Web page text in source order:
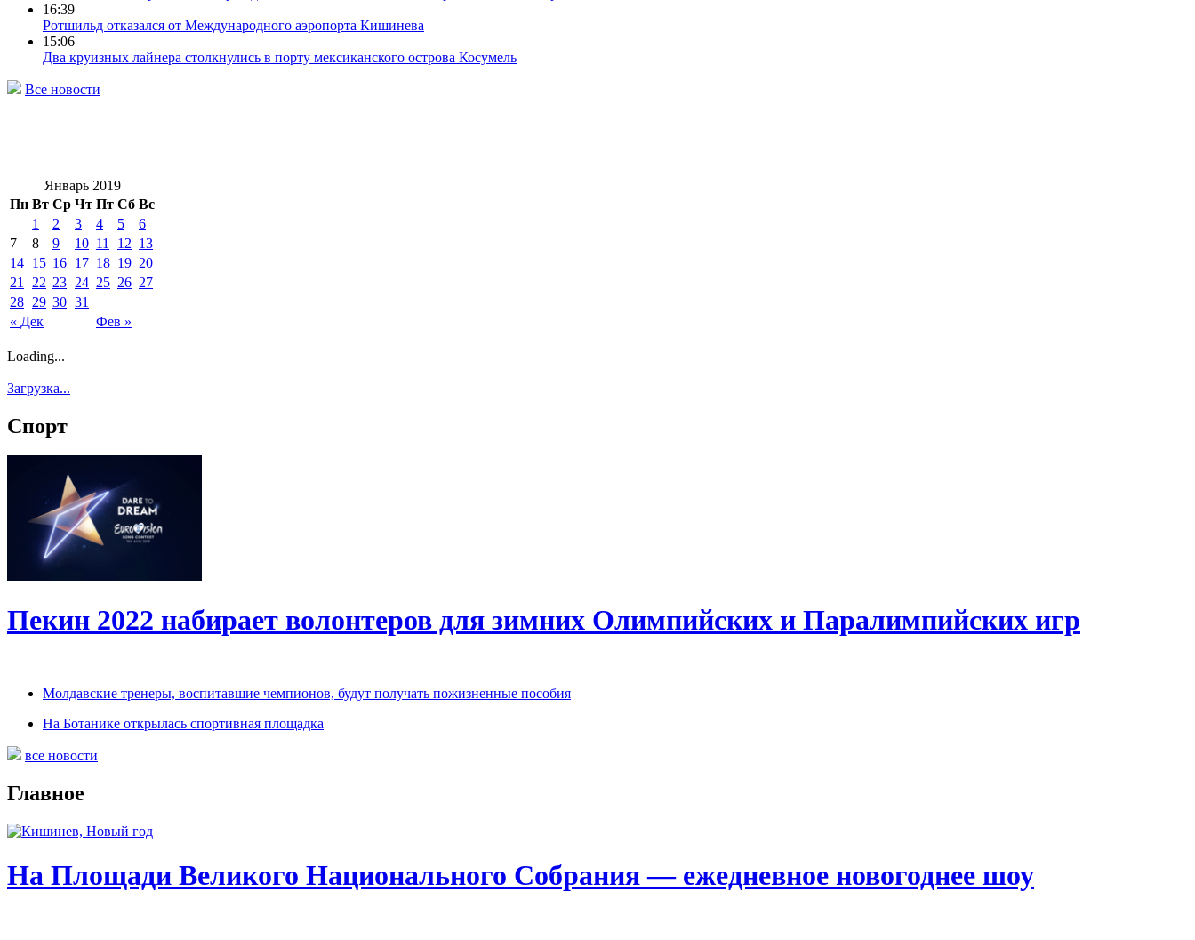
16:39
Ротшильд отказался от Международного аэропорта Кишинева
15:06
Два круизных лайнера столкнулись в порту мексиканского острова Косумель
Все новости
Январь 2019
Пн Вт Ср Чт Пт Сб Вс
« Дек Фев »
1 2 3 4 5
6
7
8 9 10 11 12 13
14 15 16 17 18 19 20
21
22 23 24 25 26 27
28 29 30 31
Loading...
Загрузка...
Спорт
Пекин 2022 набирает волонтеров для зимних Олимпийских и Паралимпийских игр
Молдавские тренеры, воспитавшие чемпионов, будут получать пожизненные пособия
На Ботанике открылась спортивная площадка
все новости
Главное
На Площади Великого Национального Собрания — ежедневное новогоднее шоу